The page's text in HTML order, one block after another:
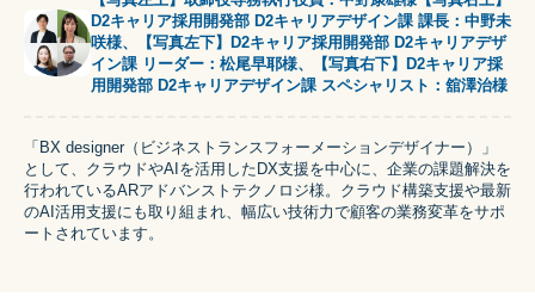
D2キャリア採用開発部 D2キャリアデザイン課 課長：中野未
咲様、【写真左下】D2キャリア採用開発部 D2キャリアデザ
イン課 リーダー：松尾早耶様、【写真右下】D2キャリア採
用開発部 D2キャリアデザイン課 スペシャリスト：舘澤治様
「BX designer（ビジネストランスフォーメーションデザイナー）」
として、クラウドやAIを活用したDX支援を中心に、企業の課題解決を
行われているARアドバンストテクノロジ様。クラウド構築支援や最新
のAI活用支援にも取り組まれ、幅広い技術力で顧客の業務変革をサポ
ートされています。